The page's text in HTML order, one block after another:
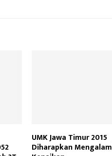
UMK Jawa Timur 2015
Diharapkan